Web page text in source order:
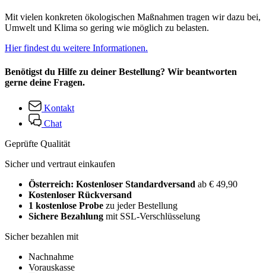
Mit vielen konkreten ökologischen Maßnahmen tragen wir dazu bei,
Umwelt und Klima so gering wie möglich zu belasten.
Hier findest du weitere Informationen.
Benötigst du Hilfe zu deiner Bestellung? Wir beantworten
gerne deine Fragen.
Kontakt
Chat
Geprüfte Qualität
Sicher und vertraut einkaufen
Österreich: Kostenloser Standardversand ab € 49,90
Kostenloser Rückversand
1 kostenlose Probe zu jeder Bestellung
Sichere Bezahlung mit SSL-Verschlüsselung
Sicher bezahlen mit
Nachnahme
Vorauskasse